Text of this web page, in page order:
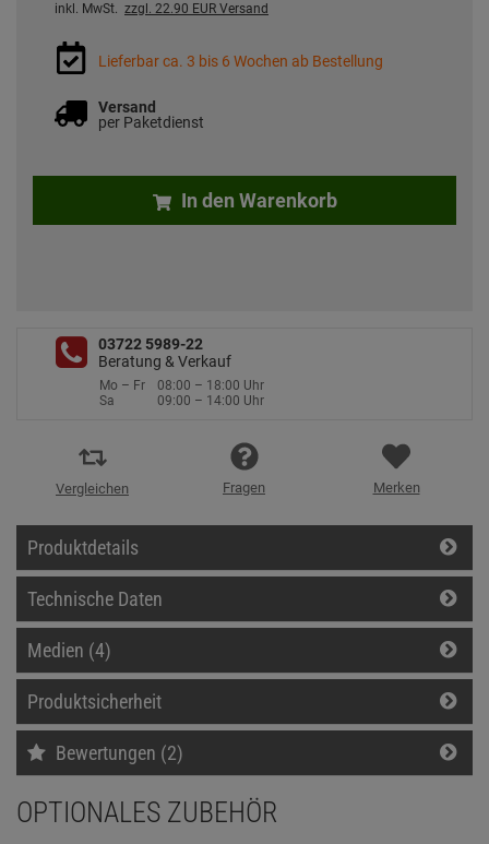
inkl. MwSt. zzgl. 22.90 EUR Versand
Lieferbar ca. 3 bis 6 Wochen ab Bestellung
Versand
per Paketdienst
In den Warenkorb
03722 5989-22
Beratung & Verkauf
Mo – Fr
08:00 – 18:00 Uhr
Sa
09:00 – 14:00 Uhr
Vergleichen Fragen Merken
Produktdetails
Technische Daten
Medien (4)
Produktsicherheit
Bewertungen (2)
OPTIONALES ZUBEHÖR